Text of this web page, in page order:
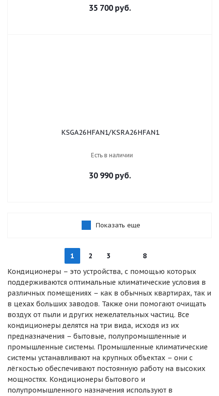
35 700 руб.
KSGA26HFAN1/KSRA26HFAN1
Есть в наличии
30 990 руб.
Показать еще
1 2 3
8
Кондиционеры – это устройства, с помощью которых
поддерживаются оптимальные климатические условия в
различных помещениях – как в обычных квартирах, так и
в цехах больших заводов. Также они помогают очищать
воздух от пыли и других нежелательных частиц. Все
кондиционеры делятся на три вида, исходя из их
предназначения – бытовые, полупромышленные и
промышленные системы. Промышленные климатические
системы устанавливают на крупных объектах – они с
лёгкостью обеспечивают постоянную работу на высоких
мощностях. Кондиционеры бытового и
полупромышленного назначения используют в